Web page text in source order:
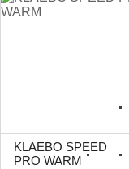
KLAEBO SPEED
PRO WARM